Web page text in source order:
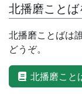
北播磨こと
北播磨ことばは
どうぞ。
北播磨こと